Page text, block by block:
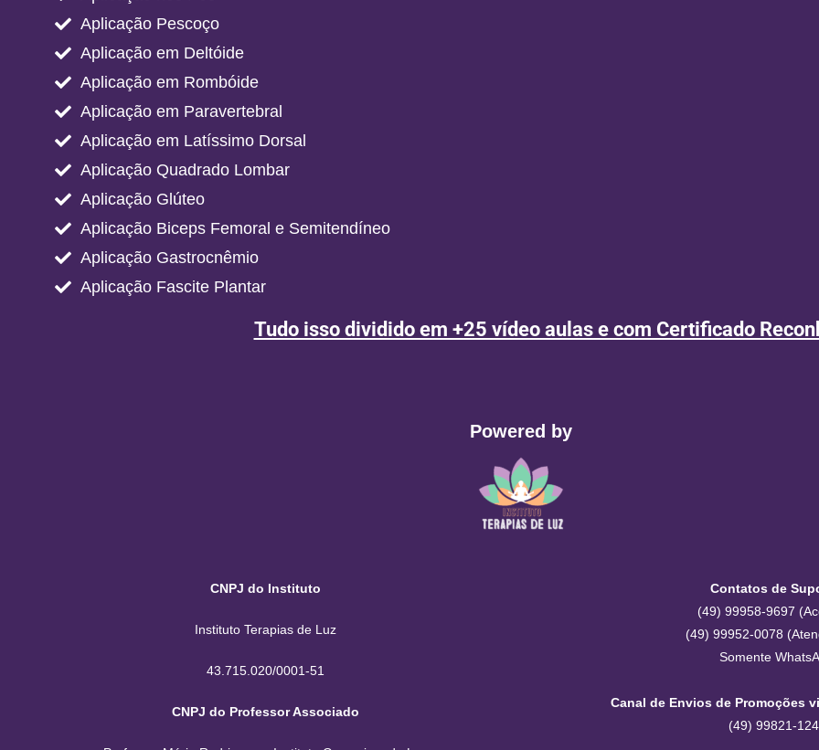
Aplicação Pescoço
Aplicação em Deltóide
Aplicação em Rombóide
Aplicação em Paravertebral
Aplicação em Latíssimo Dorsal
Aplicação Quadrado Lombar
Aplicação Glúteo
Aplicação Biceps Femoral e Semitendíneo
Aplicação Gastrocnêmio
Aplicação Fascite Plantar
Tudo isso dividido em +25 vídeo aulas e com Certificado
Powered by
CNPJ do Instituto
Instituto Terapias de Luz
43.715.020/0001-51
CNPJ do Professor Associado
Contatos de
(49) 99958-9697
(49) 99952-0078
Somente
Canal de Envios de Promoções
(49) 99821-